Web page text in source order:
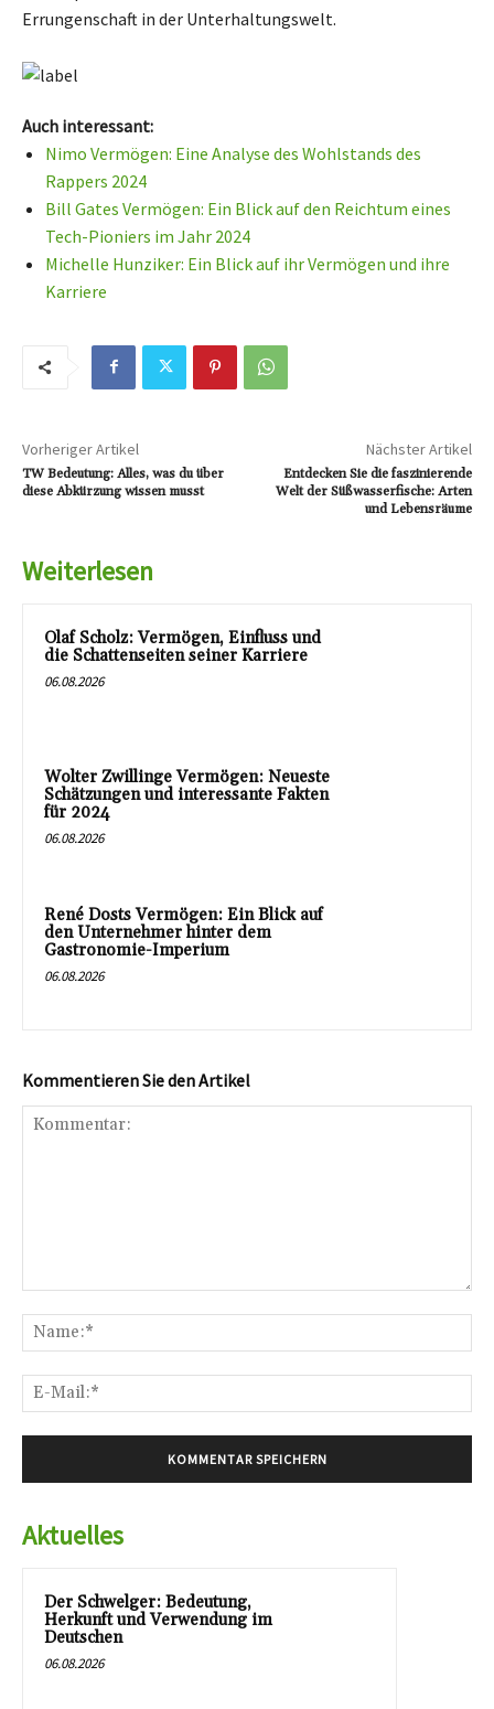
Errungenschaft in der Unterhaltungswelt.
Auch interessant:
Nimo Vermögen: Eine Analyse des Wohlstands des
Rappers 2024
Bill Gates Vermögen: Ein Blick auf den Reichtum eines
Tech-Pioniers im Jahr 2024
Michelle Hunziker: Ein Blick auf ihr Vermögen und ihre
Karriere
Vorheriger Artikel
TW Bedeutung: Alles, was du über
diese Abkürzung wissen musst
Nächster Artikel
Entdecken Sie die faszinierende
Welt der Süßwasserfische: Arten
und Lebensräume
Weiterlesen
Olaf Scholz: Vermögen, Einfluss und
die Schattenseiten seiner Karriere
06.08.2026
Wolter Zwillinge Vermögen: Neueste
Schätzungen und interessante Fakten
für 2024
06.08.2026
René Dosts Vermögen: Ein Blick auf
den Unternehmer hinter dem
Gastronomie-Imperium
06.08.2026
Kommentieren Sie den Artikel
Aktuelles
Der Schwelger: Bedeutung,
Herkunft und Verwendung im
Deutschen
06.08.2026